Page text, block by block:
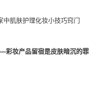
肌肤护理化妆小技巧窍门
妆产品留宿是皮肤暗沉的罪